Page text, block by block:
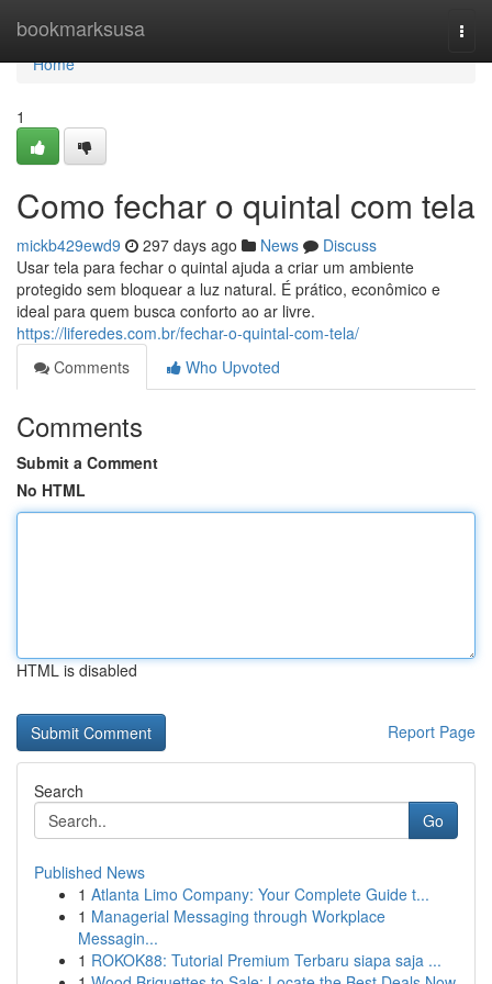
bookmarksusa
Home
Home
1
Como fechar o quintal com tela
mickb429ewd9 297 days ago News
Discuss
Usar tela para fechar o quintal ajuda a criar um ambiente
protegido sem bloquear a luz natural. É prático, econômico e
ideal para quem busca conforto ao ar livre.
https://liferedes.com.br/fechar-o-quintal-com-tela/
Comments
Who Upvoted
Comments
Submit a Comment
No HTML
HTML is disabled
Report Page
Search
Go
Published News
1 Atlanta Limo Company: Your Complete Guide t...
1 Managerial Messaging through Workplace
Messagin...
1 ROKOK88: Tutorial Premium Terbaru siapa saja ...